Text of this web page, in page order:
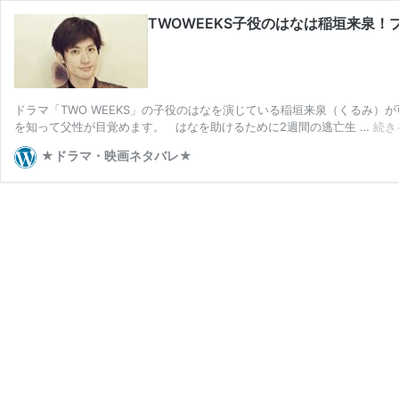
TWOWEEKS子役のはなは稲垣来泉！
ドラマ「TWO WEEKS」の子役のはなを演じている稲垣来泉（くるみ
を知って父性が目覚めます。 はなを助けるために2週間の逃亡生 … 続き
★ドラマ・映画ネタバレ★